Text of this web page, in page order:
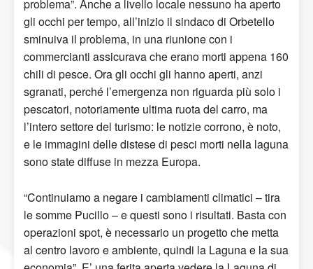
problema”. Anche a livello locale nessuno ha aperto
gli occhi per tempo, all’inizio il sindaco di Orbetello
sminuiva il problema, in una riunione con i
commercianti assicurava che erano morti appena 160
chili di pesce. Ora gli occhi gli hanno aperti, anzi
sgranati, perché l’emergenza non riguarda più solo i
pescatori, notoriamente ultima ruota del carro, ma
l’intero settore del turismo: le notizie corrono, è noto,
e le immagini delle distese di pesci morti nella laguna
sono state diffuse in mezza Europa.
“Continuiamo a negare i cambiamenti climatici – tira
le somme Pucillo – e questi sono i risultati. Basta con
operazioni spot, è necessario un progetto che metta
al centro lavoro e ambiente, quindi la Laguna e la sua